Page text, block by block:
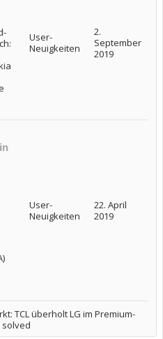
User-
Neuigkeiten
2.
September
2019
User-
Neuigkeiten
22. April
2019
TCL überholt LG im Premium-
solved